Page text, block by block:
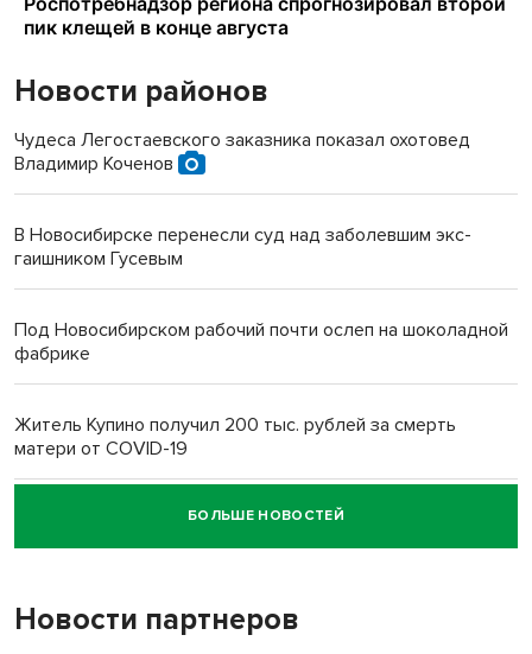
Новости районов
Чудеса Легостаевского заказника показал охотовед
Владимир Коченов
В Новосибирске перенесли суд над заболевшим экс-
гаишником Гусевым
Под Новосибирском рабочий почти ослеп на шоколадной
фабрике
Житель Купино получил 200 тыс. рублей за смерть
матери от COVID-19
Новосибирский суд наказал водителя за смерть
пенсионерки на вокзале
«Мы живём на пастбище!»: в новосибирском селе лошади
терроризируют жителей
БОЛЬШЕ НОВОСТЕЙ
Новости партнеров